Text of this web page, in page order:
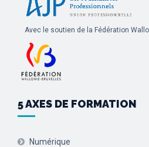
Avec le soutien de la Fédération
5 AXES DE FORMATION
Numérique